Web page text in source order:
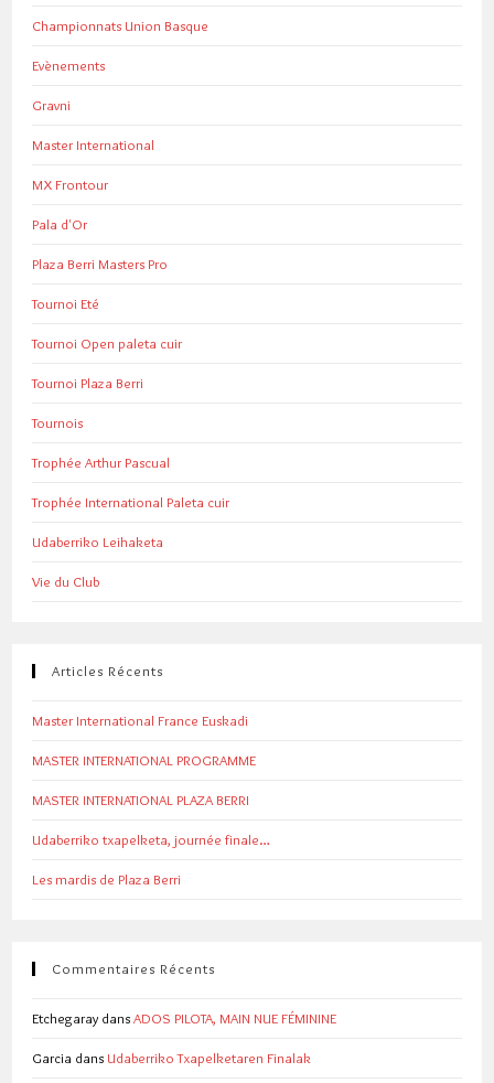
Championnats Union Basque
Evènements
Gravni
Master International
MX Frontour
Pala d'Or
Plaza Berri Masters Pro
Tournoi Eté
Tournoi Open paleta cuir
Tournoi Plaza Berri
Tournois
Trophée Arthur Pascual
Trophée International Paleta cuir
Udaberriko Leihaketa
Vie du Club
Articles Récents
Master International France Euskadi
MASTER INTERNATIONAL PROGRAMME
MASTER INTERNATIONAL PLAZA BERRI
Udaberriko txapelketa, journée finale…
Les mardis de Plaza Berri
Commentaires Récents
Etchegaray dansADOS PILOTA, MAIN NUE FÉMININE
Garcia dans Udaberriko Txapelketaren Finalak